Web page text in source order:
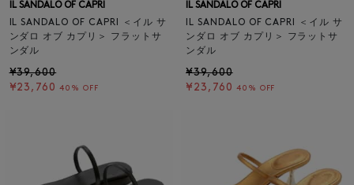
IL SANDALO OF CAPRI
IL SANDALO OF CAPRI ＜イル サ
ンダロ オブ カプリ＞ フラットサ
ンダル
¥39,600
¥23,760 40% OFF
IL SANDALO OF CAPRI
IL SANDALO OF CAPRI ＜イル サ
ンダロ オブ カプリ＞ フラットサ
ンダル
¥39,600
¥23,760 40% OFF